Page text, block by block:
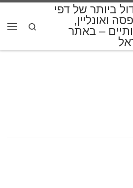
ביותר של דפי
ואונליין,
– באתר
Search